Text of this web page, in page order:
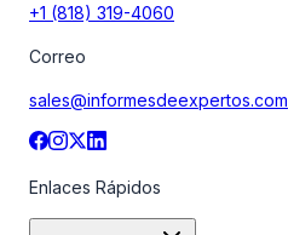
+1 (818) 319-4060
Correo
sales@informesdeexpertos.com
Enlaces Rápidos